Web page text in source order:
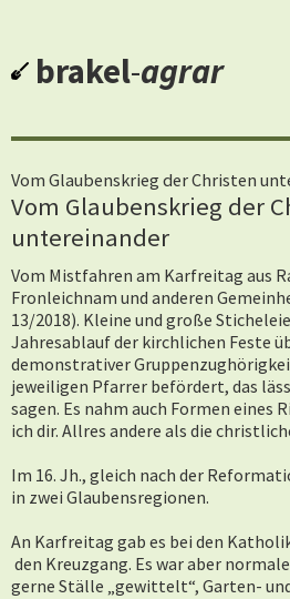
brakel-agrar
Vom Glaubenskrieg der Christen
Vom Glaubenskrieg der
untereinander
Vom Mistfahren am Karfreitag aus
Fronleichnam und anderen
13/2018). Kleine und große
Jahresablauf der kirchlichen Feste
demonstrativer
jeweiligen Pfarrer befördert, das
sagen. Es nahm auch Formen eines
ich dir. Allres andere als die
Im 16. Jh., gleich nach der
in zwei Glaubensregionen.
An Karfreitag gab es bei den
den Kreuzgang. Es war aber
gerne Ställe „gewittelt“, Garten-